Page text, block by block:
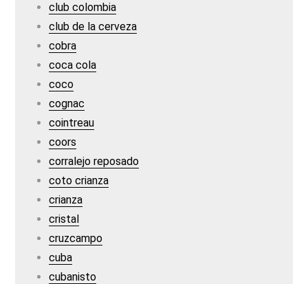
club colombia
club de la cerveza
cobra
coca cola
coco
cognac
cointreau
coors
corralejo reposado
coto crianza
crianza
cristal
cruzcampo
cuba
cubanisto